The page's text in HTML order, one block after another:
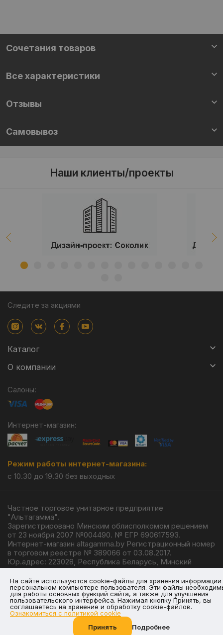
Cочетания товаров
Все характеристики
Отзывы
Самовывоз
Наши клиенты/проекты
Следите за акциями
Каталог
О компании
Салоны:
Интернет-магазин:
Режим работы интернет-магазина:
с 10.30 до 19.30 без выходных
Частное торговое унитарное предприятие
"Альтагамма".
Зарегистрировано Минским облисполкомом решением
от 23 ноября 2007 №004490. № ЕГР 690617593.
Интернет-магазин altagamma.by Регистрационный номер
в торговом реестре № 389066 от 03.08.2017.
Юр.адрес: 223028, Республика Беларусь, Минский
район, г.п. Ждановичи, ул. Линейная, 4/1.
© 2026
Разработка — Giperlink.by
На сайте используются cookie-файлы для хранения информации
персональном компьютере пользователя. Эти файлы
для работы основных функций сайта, а также для улучшения
пользовательского интерфейса. Нажимая кнопку Принять, вы
соглашаетесь на хранение и обработку cookie-файлов.
Ознакомиться с политикой cookie
Принять
Подробнее